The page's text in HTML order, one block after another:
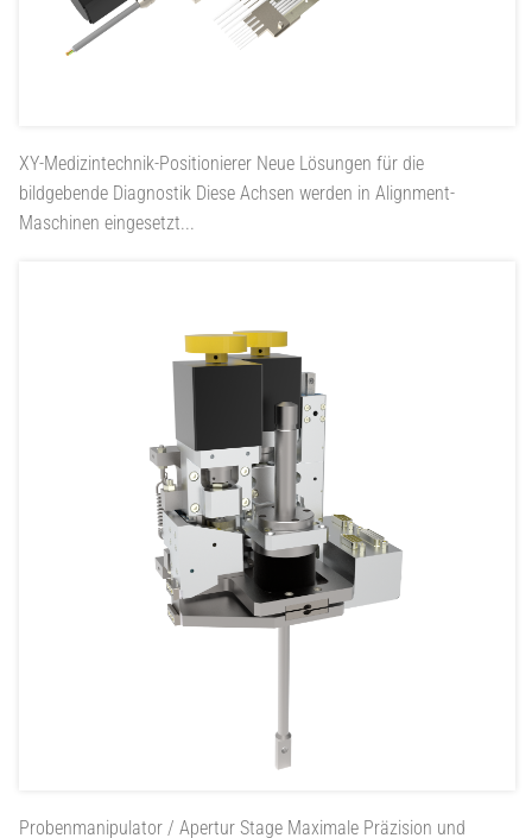
XY-Medizintechnik-Positionierer Neue Lösungen für die
bildgebende Diagnostik Diese Achsen werden in Alignment-
Maschinen eingesetzt...
Probenmanipulator / Apertur Stage Maximale Präzision und